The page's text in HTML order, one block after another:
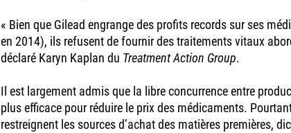
« Bien que Gilead engrange des profits records sur ses
en 2014), ils refusent de fournir des traitements vitaux
déclaré Karyn Kaplan du Treatment Action Group.
Il est largement admis que la libre concurrence entre
plus efficace pour réduire le prix des médicaments.
restreignent les sources d’achat des matières premières,